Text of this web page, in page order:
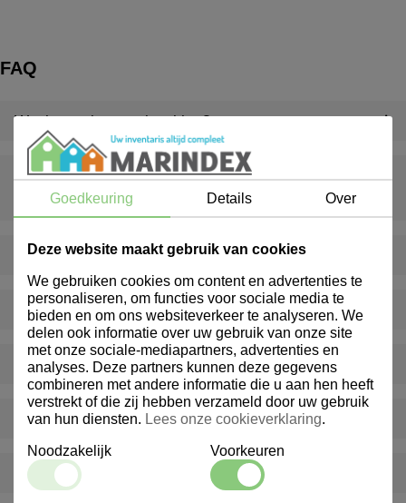
FAQ
Wat is een inventarispakket?
Wat gebeurt er als er iets ontbreekt of beschadigd is bij
levering?
Levert Marindex ook buiten Nederland?
Bieden jullie ook advies op maat aan?
Hoe kan ik klant worden bij Marindex?
Bieden jullie ook gepersonaliseerde producten aan?
Hoe snel worden bestellingen geleverd?
Goedkeuring Details Over
Deze website maakt gebruik van cookies
We gebruiken cookies om content en advertenties te
personaliseren, om functies voor sociale media te
bieden en om ons websiteverkeer te analyseren. We
delen ook informatie over uw gebruik van onze site
met onze sociale-mediapartners, advertenties en
analyses. Deze partners kunnen deze gegevens
combineren met andere informatie die u aan hen heeft
verstrekt of die zij hebben verzameld door uw gebruik
van hun diensten. Lees onze cookieverklaring.
Noodzakelijk Voorkeuren